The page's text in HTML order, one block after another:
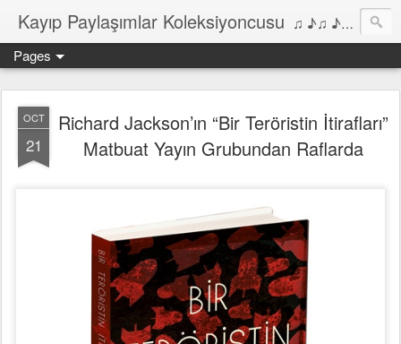
Kayıp Paylaşımlar Koleksiyoncusu ♫ ♪♫ ♪ ♫ ♪♫ ♪•♫♪ 2006'dan bu yana Film, Dizi, Müzik ve Kitaplar üzerine Yazılar Diyarı...
Pages
OCT
21
Richard Jackson’ın “Bir Teröristin İtirafları”
Matbuat Yayın Grubundan Raflarda